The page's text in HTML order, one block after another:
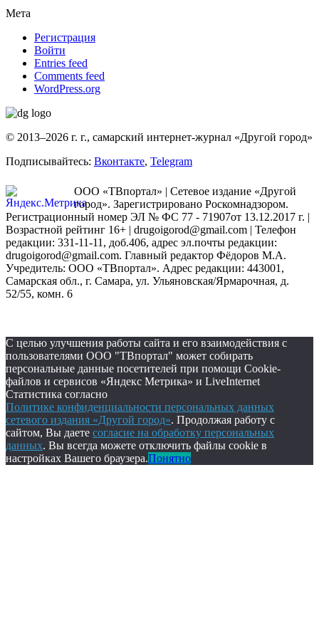
Мета
Регистрация
Войти
Entries feed
Comments feed
WordPress.org
© 2013–2026 г. г., самарский интернет-журнал «Другой город»
Подписывайтесь: Вконтакте, Telegram
ООО «ТВпортал» | Сетевое издание «Другой
город». Зарегистрировано Роскомнадзором.
Регистрационный номер ЭЛ № ФС 77 - 71907от 13.12.2017 г. |
Возрастной рейтинг 16+ | drugoigorod@gmail.com | Телефон
редакции: 331-11-11, доб.406, адрес эл.почты редакции:
drugoigorod@gmail.com. Главный редактор Фёдоров М.А.
Учредитель: ООО «ТВпортал». Адрес редакции: 443001,
Самарская обл., г. Самара, ул. Ульяновская/Ярмарочная, д.
52/55, комн. 6
С целью улучшения работы сайта и его взаимодействия с
пользователями ООО "ТВпортал" может собирать
персональные данные посетителей при помощи Cookie-
файлов и сервисов «Яндекс Метрика» и LiveInternet
Статистика согласно
Политике конфиденциальности персональных данных
сетевого издания «Другой город». Продолжая работу с
сайтом, Вы даете согласие на обработку персональных
данных. Вы всегда можете отключить файлы cookie в
настройках Вашего браузера.Понятно